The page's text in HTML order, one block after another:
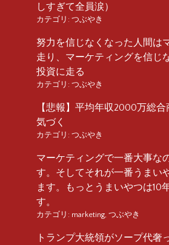
しすぎて全員涙）
カテゴリ: つぶやき
努力を信じなくなった人間は
走り、マーケティングを信じ
投資に走る
カテゴリ: つぶやき
【悲報】平均年収2000万総
気づく
カテゴリ: つぶやき
マーケティングで一番大事な
す。そしてそれが一番うまい
ます。もっとうまいやつは10
す。
カテゴリ: marketing, つぶやき
トランプ大統領がソープ代奢